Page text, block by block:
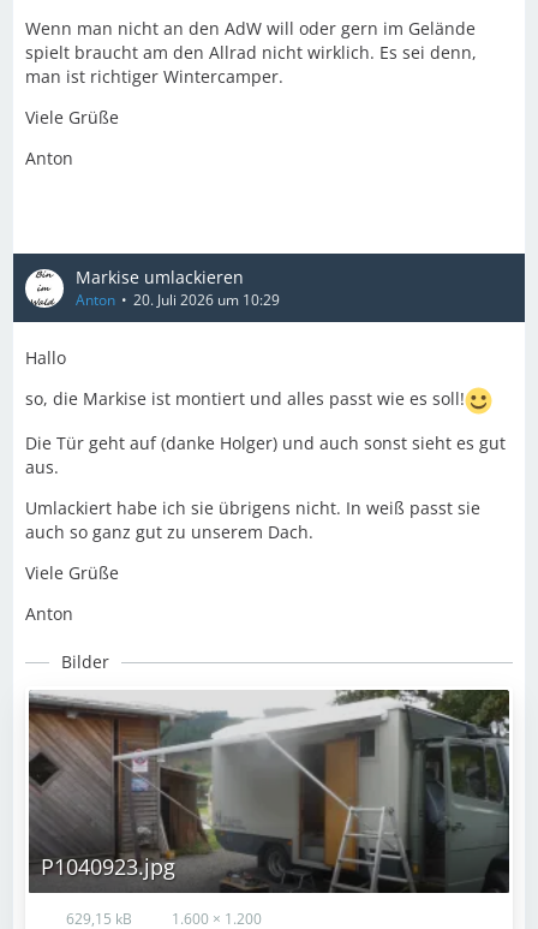
Wenn man nicht an den AdW will oder gern im Gelände
spielt braucht am den Allrad nicht wirklich. Es sei denn,
man ist richtiger Wintercamper.
Viele Grüße
Anton
Markise umlackieren
Anton 20. Juli 2026 um 10:29
Hallo
so, die Markise ist montiert und alles passt wie es soll!
Die Tür geht auf (danke Holger) und auch sonst sieht es gut
aus.
Umlackiert habe ich sie übrigens nicht. In weiß passt sie
auch so ganz gut zu unserem Dach.
Viele Grüße
Anton
Bilder
P1040923.jpg
629,15 kB 1.600 × 1.200